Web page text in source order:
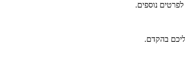
נוספים.
בהקדם.